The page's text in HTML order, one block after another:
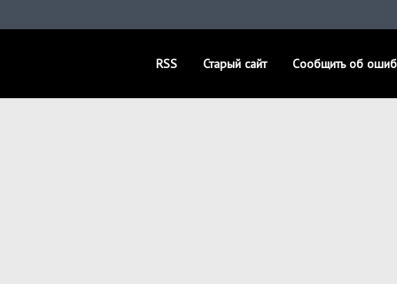
RSS Старый сайт Сообщить об